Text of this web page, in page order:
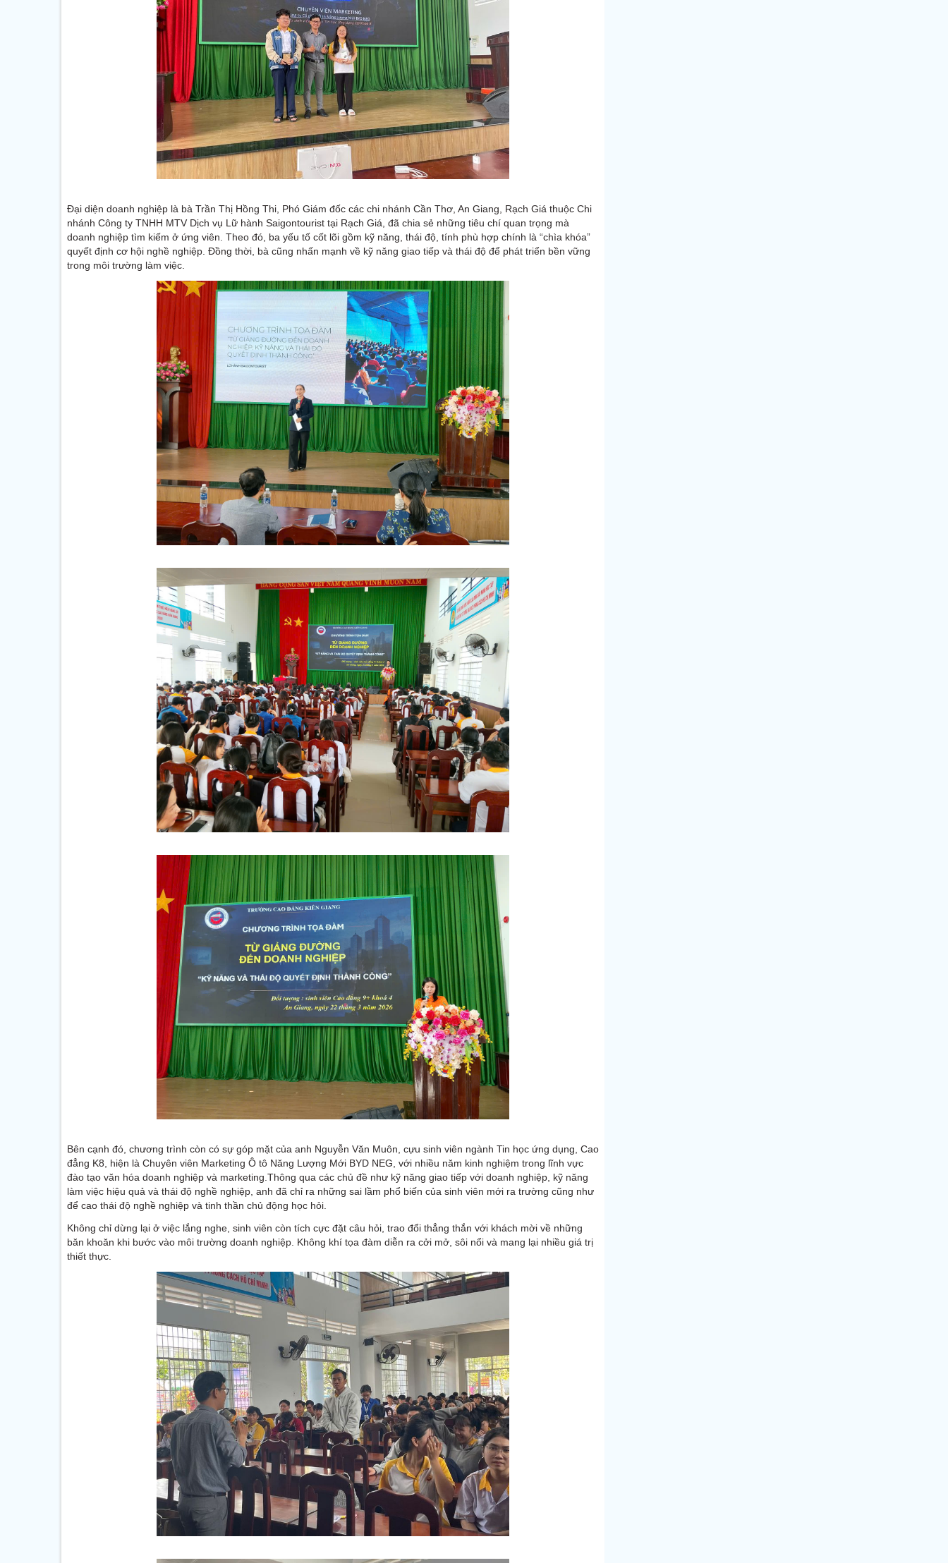
Đại diện doanh nghiệp là bà Trần Thị Hồng Thi, Phó Giám đốc các chi nhánh Cần Thơ, An Giang, Rạch Giá thuộc Chi
nhánh Công ty TNHH MTV Dịch vụ Lữ hành Saigontourist tại Rạch Giá, đã chia sẻ những tiêu chí quan trọng mà
doanh nghiệp tìm kiếm ở ứng viên. Theo đó, ba yếu tố cốt lõi gồm kỹ năng, thái độ, tính phù hợp chính là “chìa khóa”
quyết định cơ hội nghề nghiệp. Đồng thời, bà cũng nhấn mạnh về kỹ năng giao tiếp và thái độ để phát triển bền vững
trong môi trường làm việc.
Bên cạnh đó, chương trình còn có sự góp mặt của anh Nguyễn Văn Muôn, cựu sinh viên ngành Tin học ứng dụng, Cao
đẳng K8, hiện là Chuyên viên Marketing Ô tô Năng Lượng Mới BYD NEG, với nhiều năm kinh nghiệm trong lĩnh vực
đào tạo văn hóa doanh nghiệp và marketing.Thông qua các chủ đề như kỹ năng giao tiếp với doanh nghiệp, kỹ năng
làm việc hiệu quả và thái độ nghề nghiệp, anh đã chỉ ra những sai lầm phổ biến của sinh viên mới ra trường cũng như
để cao thái độ nghề nghiệp và tinh thần chủ động học hỏi.
Không chỉ dừng lại ở việc lắng nghe, sinh viên còn tích cực đặt câu hỏi, trao đổi thẳng thắn với khách mời về những
băn khoăn khi bước vào môi trường doanh nghiệp. Không khí tọa đàm diễn ra cởi mở, sôi nổi và mang lại nhiều giá trị
thiết thực.